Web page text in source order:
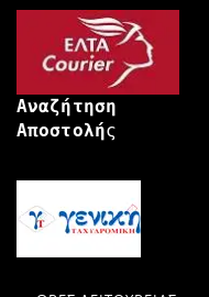
Αναζήτηση
Αποστολής